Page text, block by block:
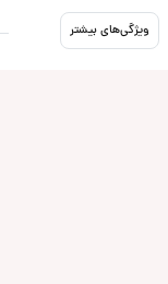
ویژگی‌های بیشتر